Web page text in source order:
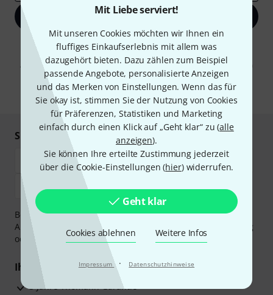
Mit Liebe serviert!
Mit unseren Cookies möchten wir Ihnen ein
fluffiges Einkaufserlebnis mit allem was
dazugehört bieten. Dazu zählen zum Beispiel
passende Angebote, personalisierte Anzeigen
und das Merken von Einstellungen. Wenn das für
Sie okay ist, stimmen Sie der Nutzung von Cookies
für Präferenzen, Statistiken und Marketing
einfach durch einen Klick auf „Geht klar“ zu (alle
anzeigen).
Sie können Ihre erteilte Zustimmung jederzeit
über die Cookie-Einstellungen (hier) widerrufen.
Geht klar
Cookies ablehnen Weitere Infos
Impressum · Datenschutzhinweise
Jetzt anmelden
Mit Klick auf „Jetzt anmelden“ stimmen Sie dem Erhalt von E-Mail-
Werbung und einer Messung des E-Mail-Nutzungsverhaltens zu. Die
Abmeldung ist jederzeit möglich. Weitere Informationen finden Sie in
unserenDatenschutzhinweisen.
Sicher einkaufen & bezahlen
Bezahlen Sie vertraulich und sicher per Vorkasse, PayPal,
Amazon Pay,
Klarna Sofort bezahlen
Klarna Ratenzahlung
oder Kreditkarte.
Ihre Vorteile
3 Jahre Thomann Garantie